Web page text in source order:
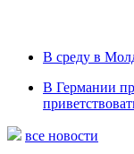
В среду в
В Германии
все новости